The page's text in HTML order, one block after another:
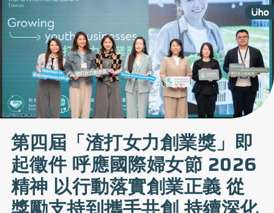
第四屆「渣打女力創業獎」即
起徵件 呼應國際婦女節 2026
精神 以行動落實創業正義 從